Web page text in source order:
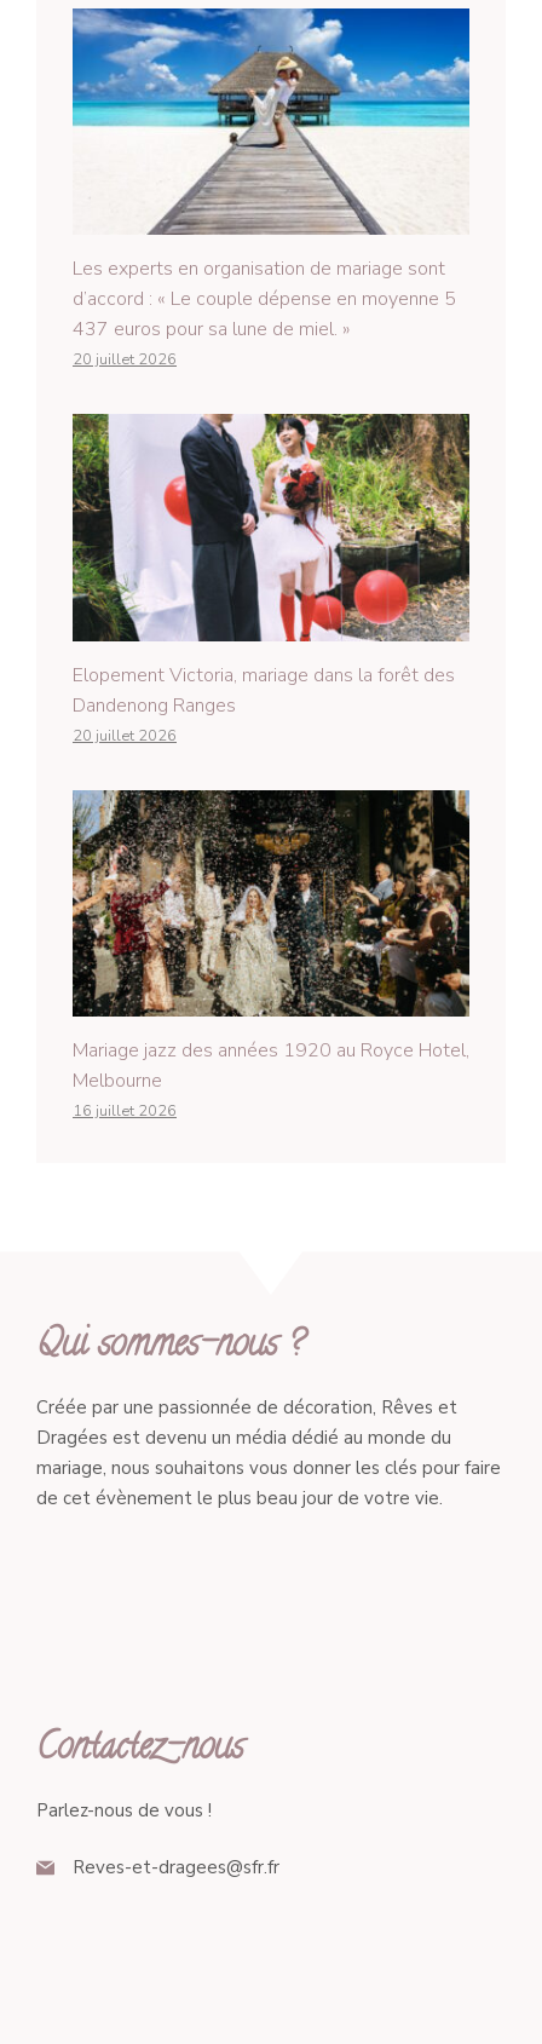
Les experts en organisation de mariage sont
d’accord : « Le couple dépense en moyenne 5
437 euros pour sa lune de miel. »
20 juillet 2026
Elopement Victoria, mariage dans la forêt des
Dandenong Ranges
20 juillet 2026
Mariage jazz des années 1920 au Royce Hotel,
Melbourne
16 juillet 2026
Qui sommes-nous ?
Créée par une passionnée de décoration, Rêves et
Dragées est devenu un média dédié au monde du
mariage, nous souhaitons vous donner les clés pour faire
de cet évènement le plus beau jour de votre vie.
Contactez-nous
Parlez-nous de vous !
Reves-et-dragees@sfr.fr